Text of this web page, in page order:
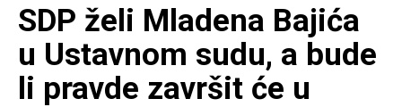
SDP želi Mladena Bajića
u Ustavnom sudu, a bude
li pravde završit će u